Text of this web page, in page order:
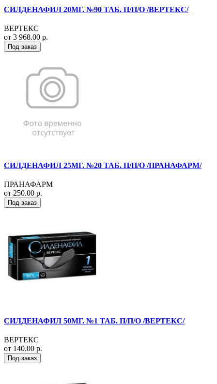
СИЛДЕНАФИЛ 20МГ. №90 ТАБ. П/П/О /ВЕРТЕКС/
ВЕРТЕКС
от 3 968.00 р.
Под заказ
СИЛДЕНАФИЛ 25МГ. №20 ТАБ. П/П/О /ПРАНАФАРМ/
ПРАНАФАРМ
от 250.00 р.
Под заказ
СИЛДЕНАФИЛ 50МГ. №1 ТАБ. П/П/О /ВЕРТЕКС/
ВЕРТЕКС
от 140.00 р.
Под заказ